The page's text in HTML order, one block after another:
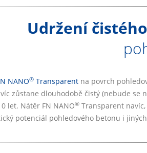
Udržení
NANO® Transparent na povrch
zůstane dlouhodobě čistý (nebude se
let. Nátěr FN NANO® Transparent
potenciál pohledového betonu i